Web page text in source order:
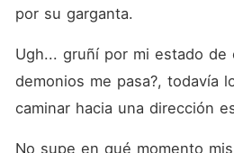
por su garganta.
Ugh... gruñí por mi estado de
demonios me pasa?, todavía
caminar hacia una dirección
No supe en qué momento